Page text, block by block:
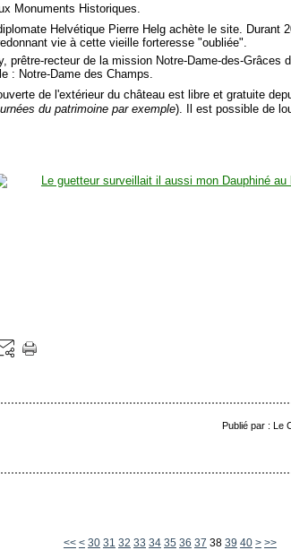
Monuments Historiques.
Helvétique Pierre Helg achète le site. Durant
vie à cette vieille forteresse "oubliée".
prêtre-recteur de la mission Notre-Dame-des-
: Notre-Dame des Champs.
de l'extérieur du château est libre et gratuite
du patrimoine par exemple). Il est possible de
Publié par : Le
<< < 10
20
30 31 32 33 34 35 36 37 38 39 40 50
60
70
80
90
100
200
300
400
500
600
700
800
900
1000
1100
1200
1300
1400
1500
1600
1700
1800
1900
2000
2100
2200
2300
2400
2500
2600
2700
2800
2900
3000
3100
3200
3300
3400
3500
3600
3700
3800
3900
4000
4100
4200
4300
4400
4500
4600
4700
4800
4900
5000
5100
5200
5300
5400
5500
5600
> >>